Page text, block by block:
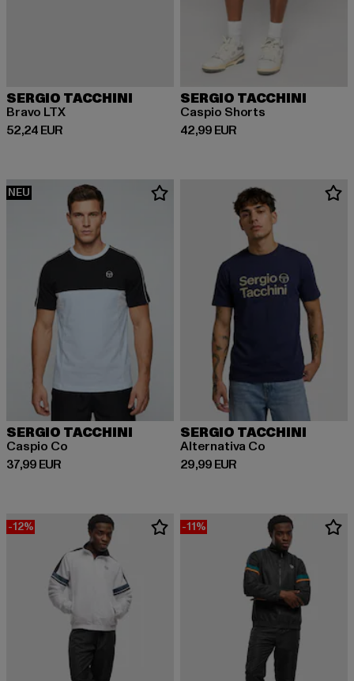
SERGIO TACCHINI
Bravo LTX
52,24 EUR
Derzeitiger Preis: 52,24 EUR
SERGIO TACCHINI
Caspio Shorts
42,99 EUR
Derzeitiger Preis: 42,99 EUR
NEU
SERGIO TACCHINI
Caspio Co
37,99 EUR
Derzeitiger Preis: 37,99 EUR
SERGIO TACCHINI
Alternativa Co
29,99 EUR
Derzeitiger Preis: 29,99 EUR
-12% -11%